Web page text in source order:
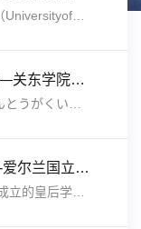
日语国家合作院校介绍—关东学院大学
英语国家合作院校介绍-爱尔兰国立科克大学